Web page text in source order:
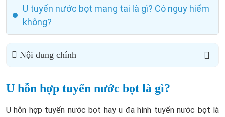
U tuyến nước bọt mang tai là gì? Có nguy hiểm
không?
Nội dung chính
U hỗn hợp tuyến nước bọt là gì?
U hỗn hợp tuyến nước bọt hay u đa hình tuyến nước bọt là